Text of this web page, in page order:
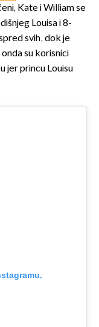
Kate i William se
Louisa i 8-
svih, dok je
su korisnici
jer princu Louisu